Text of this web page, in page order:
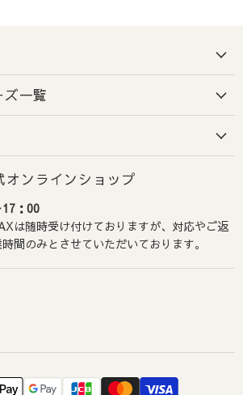
一覧
ンラインショップ
：00
は随時受け付けておりますが、対応やご返
間のみとさせていただいております。
け